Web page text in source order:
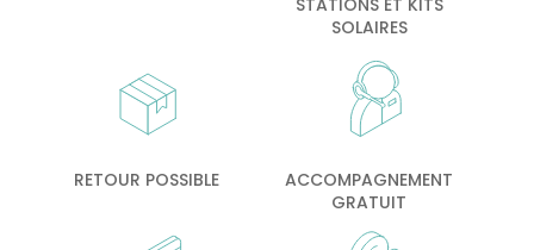
SOLAIRES
RETOUR POSSIBLE
ACCOMPAGNEMENT
GRATUIT